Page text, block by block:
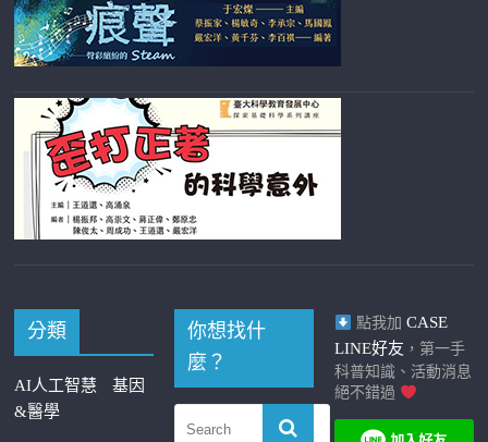
分類
AI人工智慧
基因
&醫學
你想找什
麼？
點我加 CASE
LINE好友 ，第一手
科普知識、活動消息
絕不錯過